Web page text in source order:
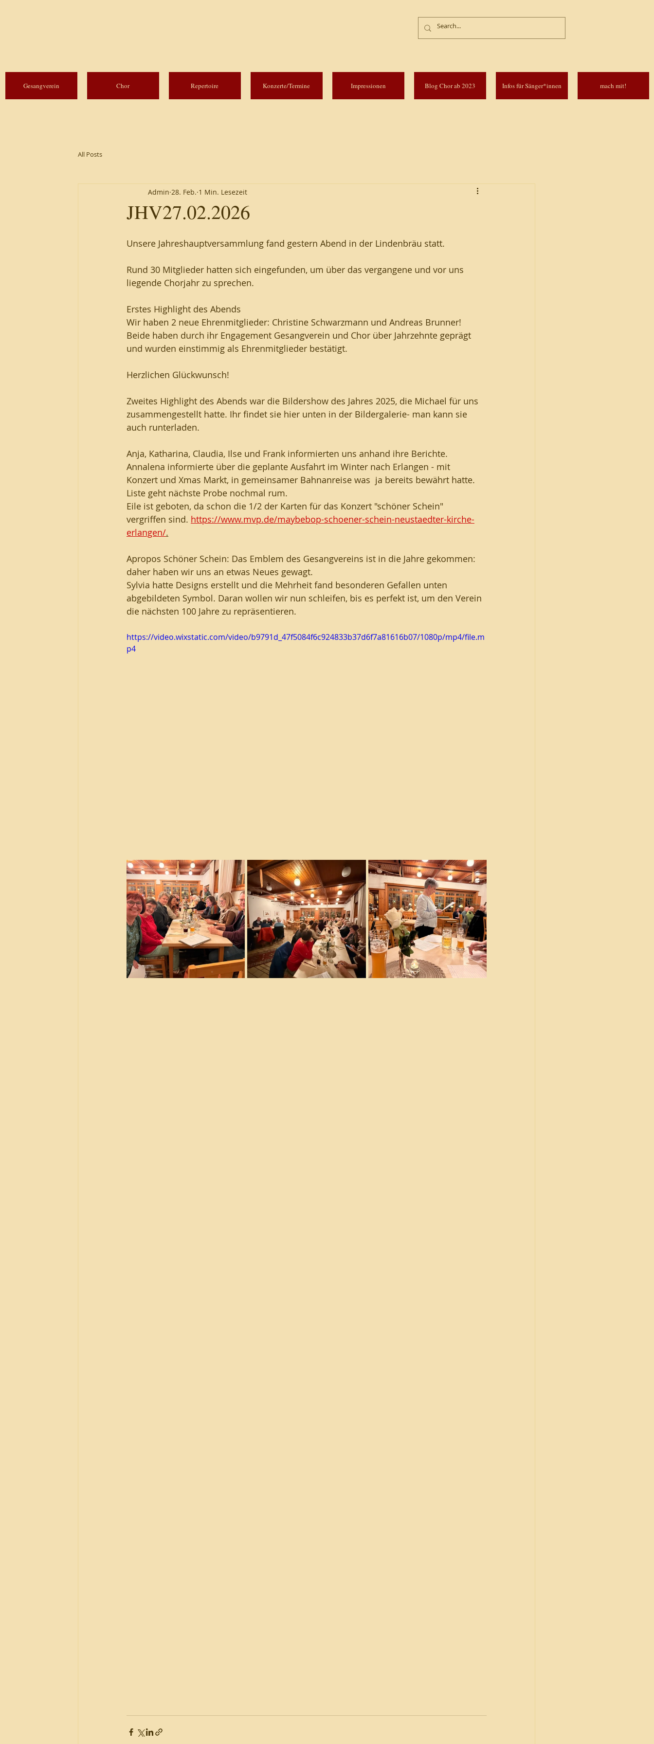
Gesangverein Chor Repertoire Konzerte/Termine Impressionen Blog Chor ab 2023 Infos für Sänger*innen mach mit!
All Posts
JHV27.02.2026
Admin 28. Feb. 1 Min. Lesezeit
Unsere Jahreshauptversammlung fand gestern Abend in der Lindenbräu statt.
Rund 30 Mitglieder hatten sich eingefunden, um über das vergangene und vor uns
liegende Chorjahr zu sprechen.
Erstes Highlight des Abends
Wir haben 2 neue Ehrenmitglieder: Christine Schwarzmann und Andreas Brunner!
Beide haben durch ihr Engagement Gesangverein und Chor über Jahrzehnte geprägt
und wurden einstimmig als Ehrenmitglieder bestätigt.
Herzlichen Glückwunsch!
Zweites Highlight des Abends war die Bildershow des Jahres 2025, die Michael für uns
zusammengestellt hatte. Ihr findet sie hier unten in der Bildergalerie- man kann sie
auch runterladen.
Anja, Katharina, Claudia, Ilse und Frank informierten uns anhand ihre Berichte.
Annalena informierte über die geplante Ausfahrt im Winter nach Erlangen - mit
Konzert und Xmas Markt, in gemeinsamer Bahnanreise was  ja bereits bewährt hatte.
Liste geht nächste Probe nochmal rum.
Eile ist geboten, da schon die 1/2 der Karten für das Konzert "schöner Schein"
vergriffen sind. https://www.mvp.de/maybebop-schoener-schein-neustaedter-kirche-
erlangen/.
Apropos Schöner Schein: Das Emblem des Gesangvereins ist in die Jahre gekommen:
daher haben wir uns an etwas Neues gewagt.
Sylvia hatte Designs erstellt und die Mehrheit fand besonderen Gefallen unten
abgebildeten Symbol. Daran wollen wir nun schleifen, bis es perfekt ist, um den Verein
die nächsten 100 Jahre zu repräsentieren.
https://video.wixstatic.com/video/b9791d_47f5084f6c924833b37d6f7a81616b07/1080p/mp4/file.m
p4